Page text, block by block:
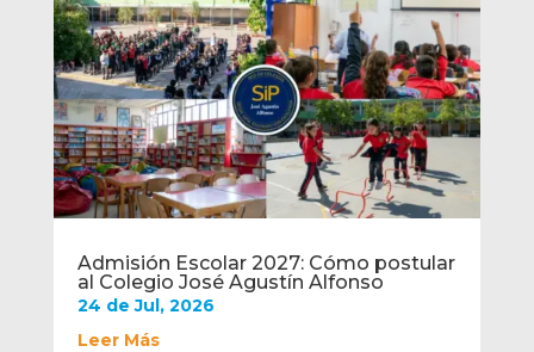
Admisión Escolar 2027: Cómo postular
al Colegio José Agustín Alfonso
24 de Jul, 2026
Leer Más